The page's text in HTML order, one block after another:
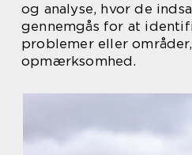
og analyse, hvor de
gennemgås for at
problemer eller
opmærksomhed.